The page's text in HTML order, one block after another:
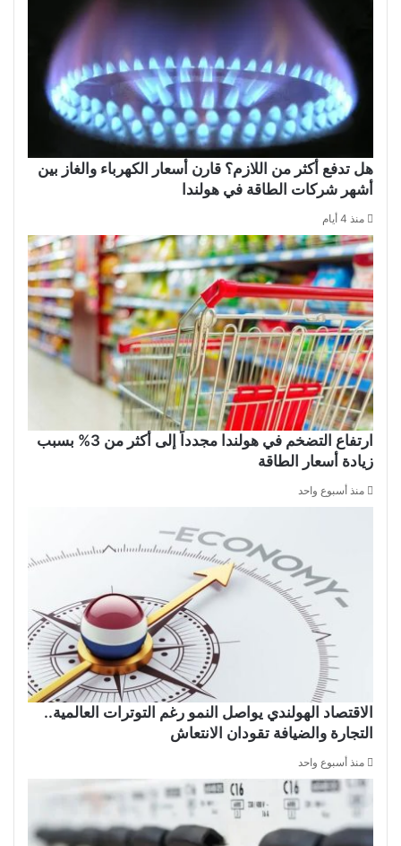
هل تدفع أكثر من اللازم؟ قارن أسعار الكهرباء والغاز بين
أشهر شركات الطاقة في هولندا
منذ 4 أيام
ارتفاع التضخم في هولندا مجدداً إلى أكثر من 3% بسبب
زيادة أسعار الطاقة
منذ أسبوع واحد
الاقتصاد الهولندي يواصل النمو رغم التوترات العالمية..
التجارة والضيافة تقودان الانتعاش
منذ أسبوع واحد